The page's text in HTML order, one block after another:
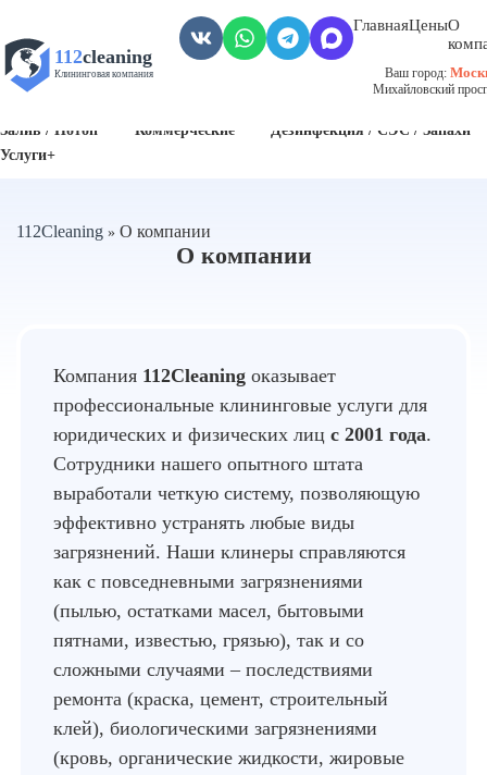
112cleaning
Клининговая компания
ГлавнаяЦеныО
Ваш город:
Михайловский
Залив / Потоп
Коммерческие
Дезинфекция / СЭС / Запахи
Услуги+
112Cleaning » О компании
О компании
Компания 112Cleaning оказывает
профессиональные клининговые услуги для
юридических и физических лиц с 2001 года.
Сотрудники нашего опытного штата
выработали четкую систему, позволяющую
эффективно устранять любые виды
загрязнений. Наши клинеры справляются
как с повседневными загрязнениями
(пылью, остатками масел, бытовыми
пятнами, известью, грязью), так и со
сложными случаями – последствиями
ремонта (краска, цемент, строительный
клей), биологическими загрязнениями
(кровь, органические жидкости, жировые